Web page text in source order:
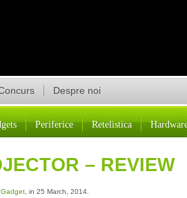
Despre noi
Periferice Retelistica
– REVIEW
Gadget , in 25 March, 2014.